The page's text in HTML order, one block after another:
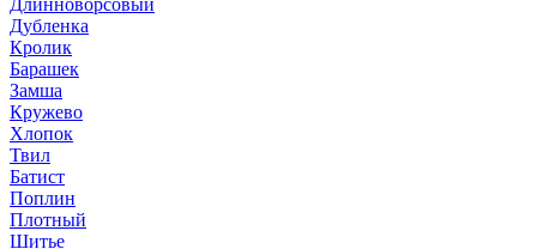
Длинноворсовый
Дубленка
Кролик
Барашек
Замша
Кружево
Хлопок
Твил
Батист
Поплин
Плотный
Шитье